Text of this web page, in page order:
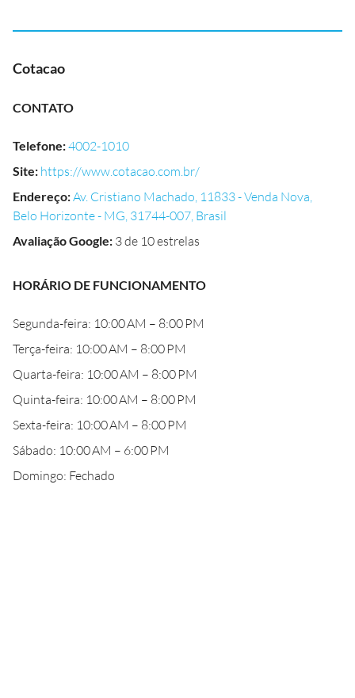
Cotacao
CONTATO
Telefone:4002-1010
Site: https://www.cotacao.com.br/
Endereço:Av. Cristiano Machado, 11833 - Venda Nova,
Belo Horizonte - MG, 31744-007, Brasil
Avaliação Google: 3 de 10 estrelas
HORÁRIO DE FUNCIONAMENTO
Segunda-feira: 10:00 AM – 8:00 PM
Terça-feira: 10:00 AM – 8:00 PM
Quarta-feira: 10:00 AM – 8:00 PM
Quinta-feira: 10:00 AM – 8:00 PM
Sexta-feira: 10:00 AM – 8:00 PM
Sábado: 10:00 AM – 6:00 PM
Domingo: Fechado